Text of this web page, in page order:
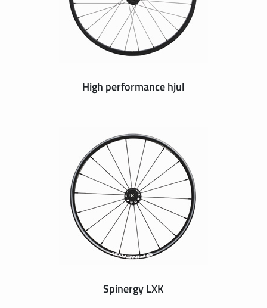
High performance hjul
Spinergy LXK
SWEDEN
UNITED KINGDOM